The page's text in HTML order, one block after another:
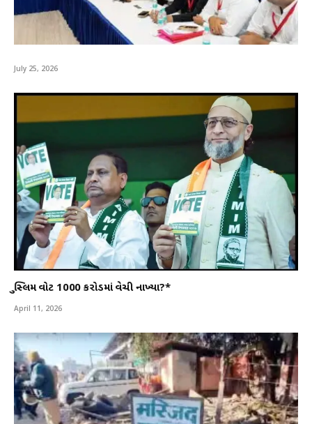
July 25, 2026
મુસ્લિમ વોટ 1000 કરોડમાં વેચી નાખ્યા?*
April 11, 2026